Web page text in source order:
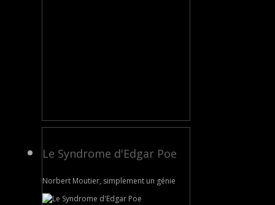
Le Syndrome d'Edgar Poe
Norbert Moutier, simplement un génie